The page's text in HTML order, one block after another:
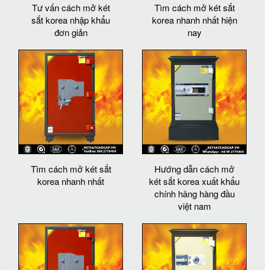
Tư vấn cách mở két
sắt korea nhập khẩu
đơn giản
Tìm cách mở két sắt
korea nhanh nhất hiện
nay
Tìm cách mở két sắt
korea nhanh nhất
Hướng dẫn cách mở
két sắt korea xuất khẩu
chính hãng hàng đầu
việt nam